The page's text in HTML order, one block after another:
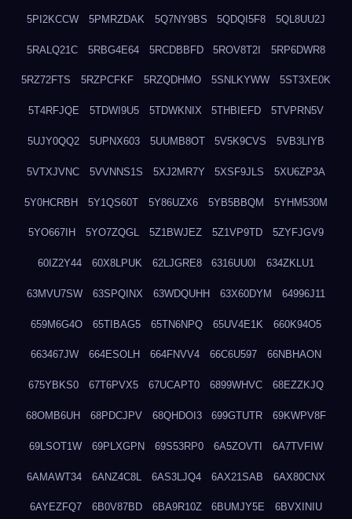
5PI2KCCW 5PMRZDAK 5Q7NY9BS 5QDQI5F8 5QL8UU2J
5RALQ21C 5RBG4E64 5RCDBBFD 5ROV8T2I 5RP6DWR8
5RZ72FTS 5RZPCFKF 5RZQDHMO 5SNLKYWW 5ST3XE0K
5T4RFJQE 5TDWI9U5 5TDWKNIX 5THBIEFD 5TVPRN5V
5UJY0QQ2 5UPNX603 5UUMB8OT 5V5K9CVS 5VB3LIYB
5VTXJVNC 5VVNNS1S 5XJ2MR7Y 5XSF9JLS 5XU6ZP3A
5Y0HCRBH 5Y1QS60T 5Y86UZX6 5YB5BBQM 5YHM530M
5YO667IH 5YO7ZQGL 5Z1BWJEZ 5Z1VP9TD 5ZYFJGV9
60IZ2Y44 60X8LPUK 62LJGRE8 6316UU0I 634ZKLU1
63MVU7SW 63SPQINX 63WDQUHH 63X60DYM 64996J11
659M6G4O 65TIBAG5 65TN6NPQ 65UV4E1K 660K94O5
663467JW 664ESOLH 664FNVV4 66C6U597 66NBHAON
675YBKS0 67T6PVX5 67UCAPT0 6899WHVC 68EZZKJQ
68OMB6UH 68PDCJPV 68QHDOI3 699GTUTR 69KWPV8F
69LSOT1W 69PLXGPN 69S53RP0 6A5ZOVTI 6A7TVFIW
6AMAWT34 6ANZ4C8L 6AS3LJQ4 6AX21SAB 6AX80CNX
6AYEZFQ7 6B0V87BD 6BA9R10Z 6BUMJY5E 6BVXINIU